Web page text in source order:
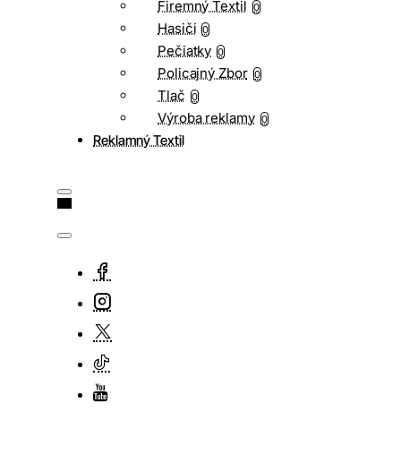
Firemný Textil 0
Hasiči 0
Pečiatky 0
Policajný Zbor 0
Tlač 0
Výroba reklamy 0
Reklamný Textil